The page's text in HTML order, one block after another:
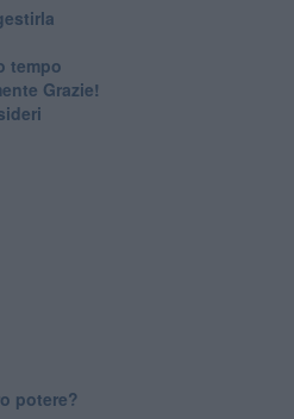
tempo
Grazie!
potere?